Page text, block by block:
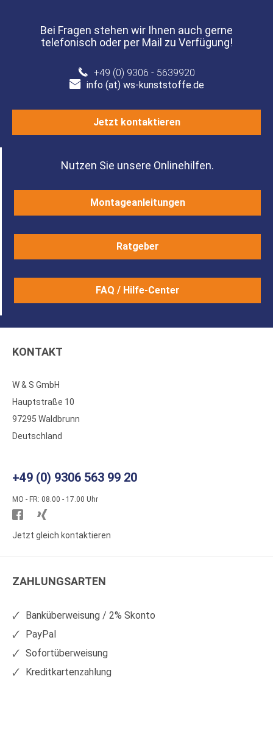
Bei Fragen stehen wir Ihnen auch gerne
telefonisch oder per Mail zu Verfügung!
+49 (0) 9306 - 5639920
info (at) ws-kunststoffe.de
Jetzt kontaktieren
Nutzen Sie unsere Onlinehilfen.
Montageanleitungen
Ratgeber
FAQ / Hilfe-Center
KONTAKT
W & S GmbH
Hauptstraße 10
97295 Waldbrunn
Deutschland
+49 (0) 9306 563 99 20
MO - FR: 08.00 - 17.00 Uhr
Besuchen
Sie
auf
Sie
auf
Jetzt gleich kontaktieren
ZAHLUNGSARTEN
Banküberweisung / 2% Skonto
PayPal
Sofortüberweisung
Kreditkartenzahlung